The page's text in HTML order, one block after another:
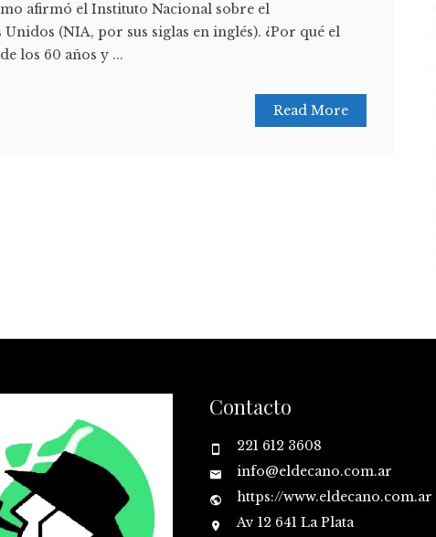
afirmó el Instituto Nacional sobre el
(NIA, por sus siglas en inglés). ¿Por qué el
los 60 años y ...
Read More
Contacto
221 612 3608
info@eldecano.com.ar
https://www.eldecano.com.ar
Av 12 641 La Plata